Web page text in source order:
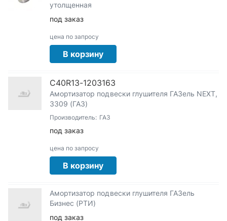
утолщенная
под заказ
цена по запросу
В корзину
C40R13-1203163
Амортизатор подвески глушителя ГАЗель NEXT,
3309 (ГАЗ)
Производитель: ГАЗ
под заказ
цена по запросу
В корзину
Амортизатор подвески глушителя ГАЗель
Бизнес (РТИ)
под заказ